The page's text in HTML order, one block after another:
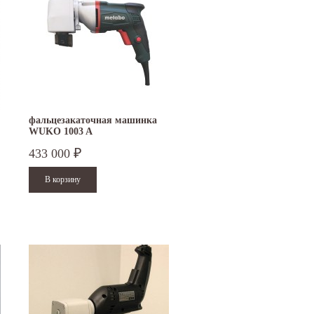
фальцезакаточная машинка
WUKO 1003 A
433 000 ₽